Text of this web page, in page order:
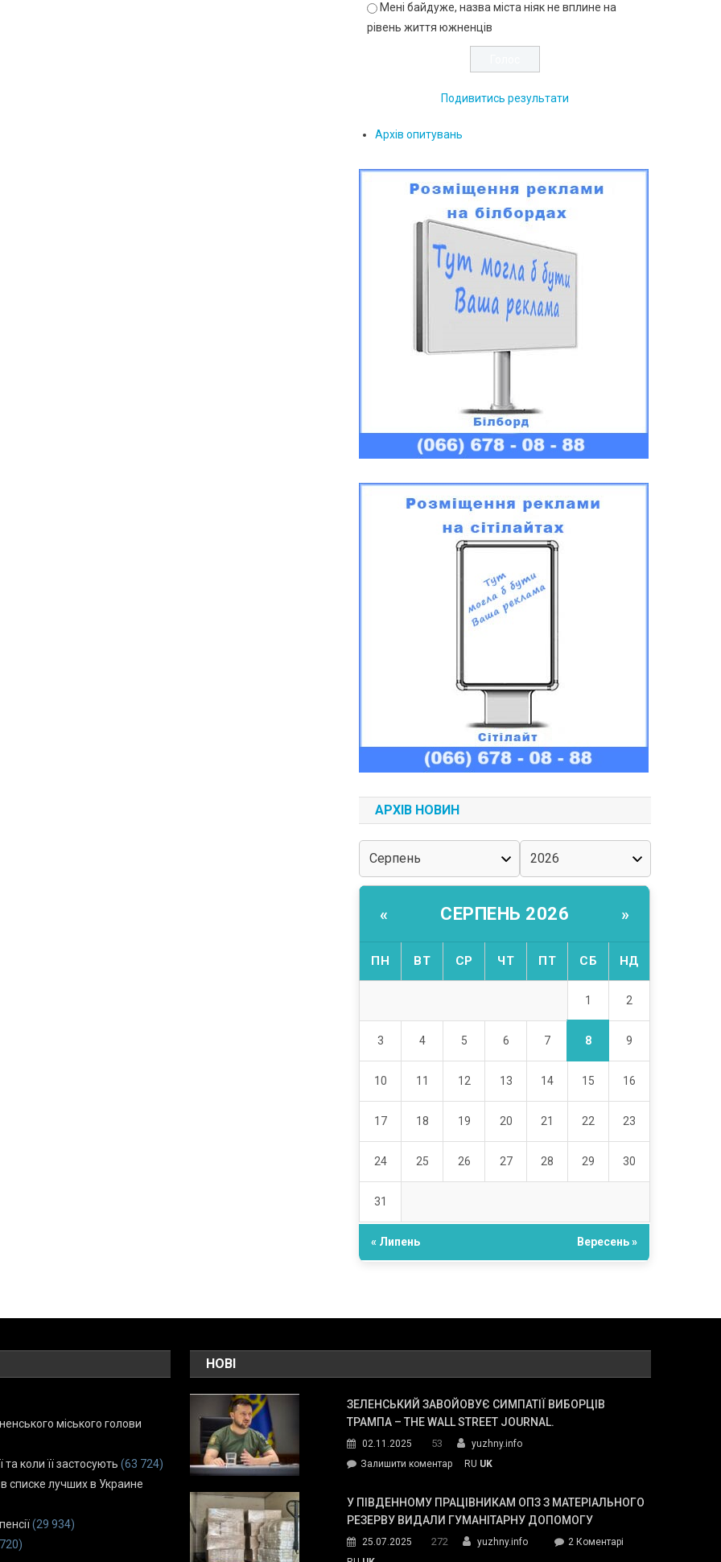
Мені байдуже, назва міста ніяк не вплине на
рівень життя южненців
Подивитись результати
Архів опитувань
АРХІВ НОВИН
« СЕРПЕНЬ 2026 »
ПН ВТ СР ЧТ ПТ СБ НД
1 2
3 4 5 6 7 8 9
10 11 12 13 14 15 16
17 18 19 20 21 22 23
24 25 26 27 28 29 30
31
« Липень Вересень »
міського голови
коли її застосують (63 724)
списке лучших в Украине
(29 934)
НОВІ
ЗЕЛЕНСЬКИЙ ЗАВОЙОВУЄ СИМПАТІЇ ВИБОРЦІВ
ТРАМПА – THE WALL STREET JOURNAL.
02.11.2025 53
yuzhny.info
Залишити коментарon
завойовує
симпатії
Трампа
RU UK
У ПІВДЕННОМУ ПРАЦІВНИКАМ ОПЗ З МАТЕРІАЛЬНОГО
РЕЗЕРВУ ВИДАЛИ ГУМАНІТАРНУ ДОПОМОГУ
25.07.2025 272 yuzhny.info 2 Коментарідо